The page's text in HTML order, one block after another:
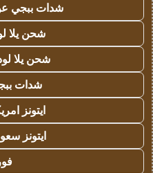
شدات ببجي
شحن يلا
شحن يلا
شدات
ايتونز
ايتونز